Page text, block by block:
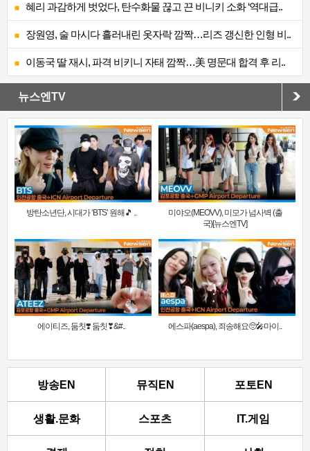
혜리 과감하게 벗었다, 탄수화물 끊고 끈 비니키 소화 ‘역대급..
장원영, 술 마시다 흘러내린 옷자락 깜짝…리즈 갱신한 인형 비..
이동국 딸 재시, 파격 비키니 자태 깜짝…美 명문대 합격 후 리..
뉴스엔TV
방탄소년단, 시대가 ‘BTS’ 원해🎵 ..
미야오(MEOVV), 미모가 넘사벽 (출
국)[뉴스엔TV]
에이티즈, 둠칫❣️ 둠칫❣&#.. 에스파(aespa), 죄송해요🥺🎤마이..
방송EN 뮤직EN 포토EN
생활.문화 스포츠 IT.게임